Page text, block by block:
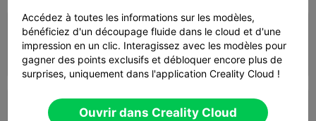
Couche de 0,2 mm, 3 parois, 15 % de
remplissage
55m 11s  1 plates 39.50g
Couche de 0,2 mm, 2 parois, 15 % de
Accédez à toutes les informations sur les modèles,
bénéficiez d'un découpage fluide dans le cloud et d'une
impression en un clic. Interagissez avec les modèles pour
gagner des points exclusifs et débloquer encore plus de
surprises, uniquement dans l'application Creality Cloud !
Ouvrir dans Creality Cloud